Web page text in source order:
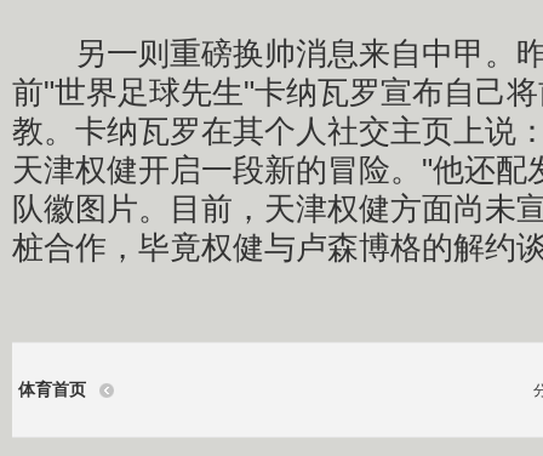
另一则重磅换帅消息来自中甲。
前"世界足球先生"卡纳瓦罗宣布自己
教。卡纳瓦罗在其个人社交主页上说
天津权健开启一段新的冒险。"他还配
队徽图片。目前，天津权健方面尚未
桩合作，毕竟权健与卢森博格的解约
体育首页